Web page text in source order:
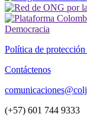
Política de protección
Contáctenos
(+57) 601 744 9333